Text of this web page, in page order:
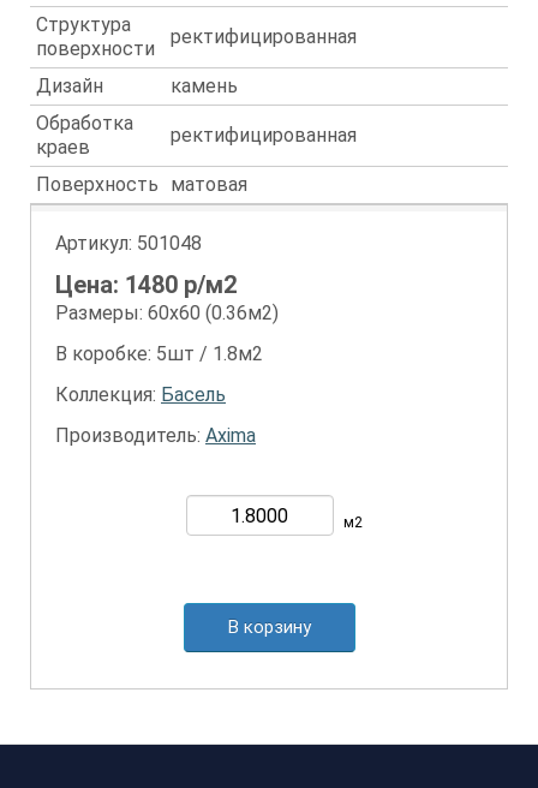
Структура
поверхности
ректифицированная
Дизайн
камень
Обработка
краев
ректифицированная
Поверхность матовая
Артикул: 501048
Цена: 1480 р/м2
Размеры: 60х60 (0.36м2)
В коробке: 5шт / 1.8м2
Коллекция: Басель
Производитель: Axima
м2
В корзину